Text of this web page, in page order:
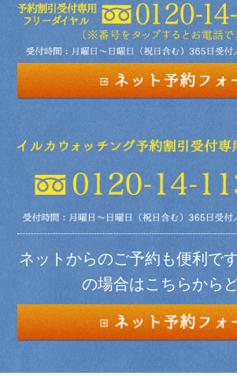
ネットからのご予約も便利で
の場合はこちらから